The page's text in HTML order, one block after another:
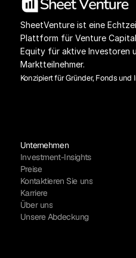
SheetVenture ist eine
Plattform für Venture
Equity für aktive Investoren
Marktteilnehmer.
Konzipiert für Gründer, Fonds
Unternehmen
Investment-Insights
Preise
Kontaktieren Sie uns
Karriere
Über uns
Unsere Abdeckung